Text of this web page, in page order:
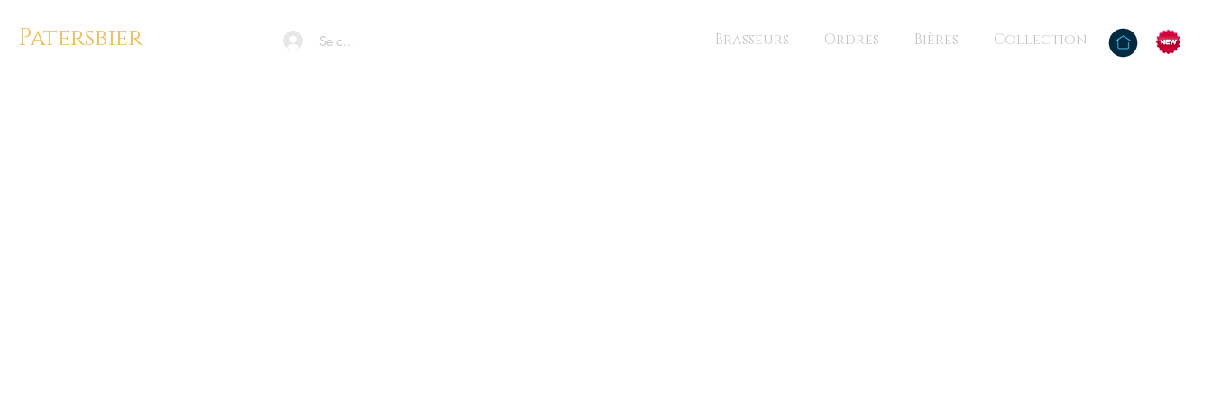
Patersbier Se connecter Brasseurs Ordres Bières Collection